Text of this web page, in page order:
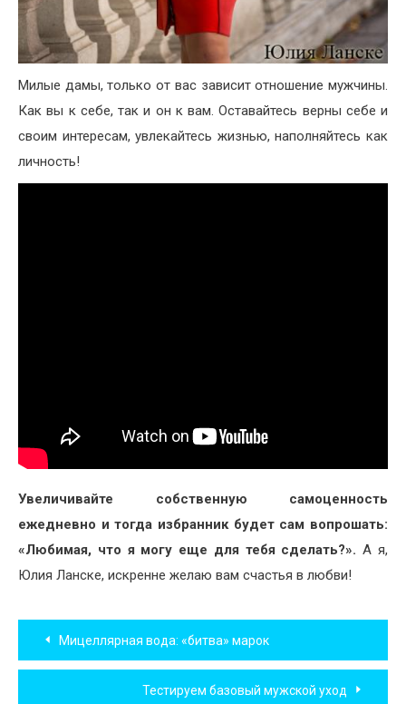
Милые дамы, только от вас зависит отношение мужчины.
Как вы к себе, так и он к вам. Оставайтесь верны себе и
своим интересам, увлекайтесь жизнью, наполняйтесь как
личность!
Увеличивайте собственную самоценность
ежедневно и тогда избранник будет сам вопрошать:
«Любимая, что я могу еще для тебя сделать?».А я,
Юлия Ланске, искренне желаю вам счастья в любви!
Навигация
по
Мицеллярная вода: «битва» марок
Тестируем базовый мужской уход